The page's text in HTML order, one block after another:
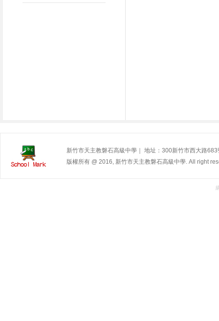
新竹市天主教磐石高級中學｜ 地址：300新竹市西大路
版權所有 @ 2016, 新竹市天主教磐石高級中學. All right